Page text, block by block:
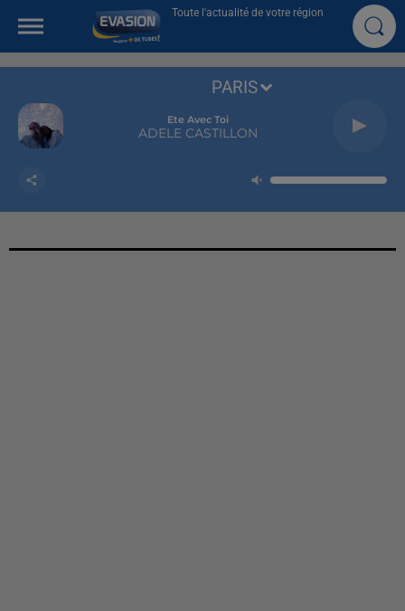
Toute l'actualité de votre région
Ete Avec Toi
ADELE CASTILLON
PARIS